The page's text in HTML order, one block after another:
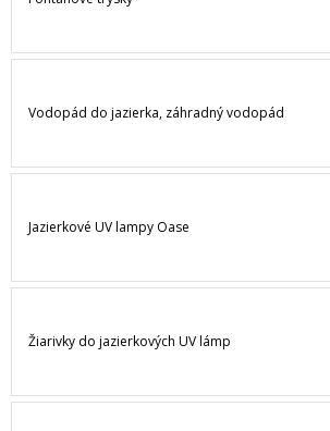
Vodopád do jazierka, záhradný vodopád
Jazierkové UV lampy Oase
Žiarivky do jazierkových UV lámp